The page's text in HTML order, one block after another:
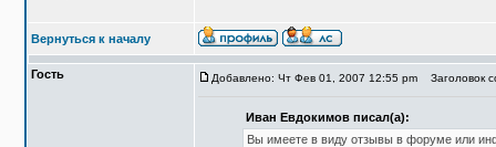
Вернуться к началу
Гость Добавлено: Чт Фев 01, 2007 12:55 pm Заголовок
Иван Евдокимов писал(а):
Вы имеете в виду отзывы в форуме или